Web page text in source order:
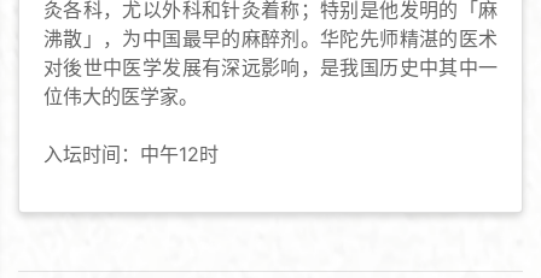
灸各科，尤以外科和针灸着称；特别是他发明的「麻
沸散」，为中国最早的麻醉剂。华陀先师精湛的医术
对後世中医学发展有深远影响，是我国历史中其中一
位伟大的医学家。
入坛时间：中午12时